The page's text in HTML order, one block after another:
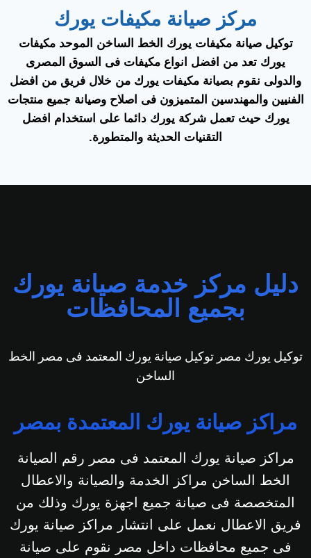
مركز صيانة مكيفات يورك
توكيل صيانة مكيفات يورك الخط الساخن الموحد مكيفات
يورك تعد من افضل انواع مكيفات فى السوق المصرى
والدولى نقوم بصيانة مكيفات يورك من خلال فريق من افضل
الفنيين والمهندسين المتميزون فى اصلاح وصيانة جميع منتجات
يورك حيث تعمل شركة يورك دائما على استخدام افضل
التقنيات الحديثة والمتطورة.
دليل مركز خدمة صيانة يورك
بجميع المحافظات
توكيل يورك مصر توكيل صيانة يورك المعتمد فى مصر الخط
الساخن
مراكز صيانة يورك المعتمدة بمصر
مراكز صيانة يورك المعتمد فى مصر رقم الصيانة
الخط الساخن مراكز الخدمة والصيانة والاعطال
المتخصصة فى صيانة جميع اجهزة يورك وذلك من
فريق الاعطال نعمل على انتشار مراكز صيانة يورك
فى جميع محافظات داخل مصر نقوم على صيانة